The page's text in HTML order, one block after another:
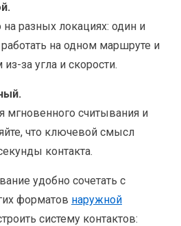
разных локациях: один и
на одном маршруте и
за угла и скорости.
мгновенного считывания и
что ключевой смысл
контакта.
удобно сочетать с
форматов наружной
систему контактов: